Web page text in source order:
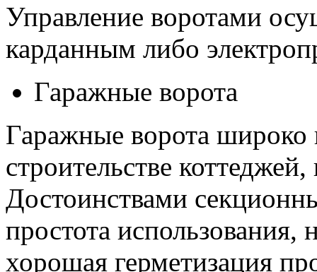
Управление воротами
карданным либо
Гаражные ворота
Гаражные ворота широко
строительстве
Достоинствами
простота использования,
хорошая герметизация